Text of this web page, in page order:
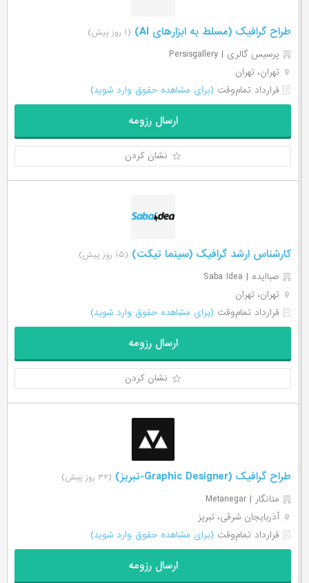
طراح گرافیک (مسلط به ابزارهای AI) (۱ روز پیش)
پرسیس گالری | Persisgallery
تهران، تهران
قرارداد تمام‌وقت (برای مشاهده حقوق وارد شوید)
ارسال رزومه
نشان کردن
کارشناس ارشد گرافیک (سینما تیکت) (۱۵ روز پیش)
صباایده | Saba Idea
تهران، تهران
قرارداد تمام‌وقت (برای مشاهده حقوق وارد شوید)
ارسال رزومه
نشان کردن
طراح گرافیک (Graphic Designer-تبریز) (۳۲ روز پیش)
متانگار | Metanegar
آذربایجان شرقی، تبریز
قرارداد تمام‌وقت (برای مشاهده حقوق وارد شوید)
ارسال رزومه